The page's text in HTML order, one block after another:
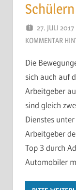
Schülern
27. JULI 2017
KOMMENTAR
Die
sich auch auf
Arbeitgeber
sind gleich
Dienstes
Arbeitgeber
Top 3 durch
Automobiler